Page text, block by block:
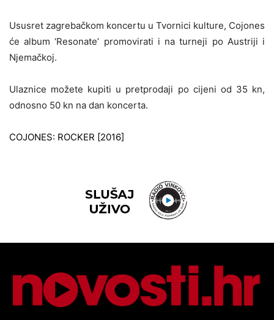
Ususret zagrebačkom koncertu u Tvornici kulture, Cojones
će album ‘Resonate’ promovirati i na turneji po Austriji i
Njemačkoj.
Ulaznice možete kupiti u pretprodaji po cijeni od 35 kn,
odnosno 50 kn na dan koncerta.
COJONES: ROCKER [2016]